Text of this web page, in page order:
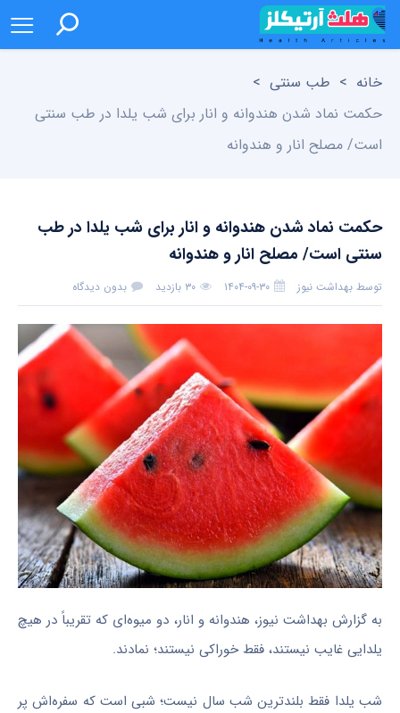
خانه > طب سنتی >
حکمت نماد شدن هندوانه و انار برای شب یلدا در طب سنتی
است/ مصلح انار و هندوانه
حکمت نماد شدن هندوانه و انار برای شب یلدا در طب
سنتی است/ مصلح انار و هندوانه
توسط بهداشت نیوز ۱۴۰۴-۰۹-۳۰ ۳۰ بازدید بدون دیدگاه
به گزارش بهداشت نیوز، هندوانه و انار، دو میوه‌ای که تقریباً در هیچ
یلدایی غایب نیستند، فقط خوراکی نیستند؛ نمادند.
شب یلدا فقط بلندترین شب سال نیست؛ شبی است که سفره‌اش پر